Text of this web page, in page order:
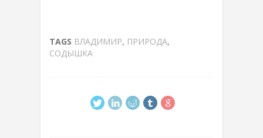
TAGS ВЛАДИМИР, ПРИРОДА,
СОДЫШКА